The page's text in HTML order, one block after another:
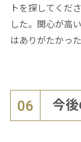
トを探してくだ
した。関心が高
はありがたかっ
06 今